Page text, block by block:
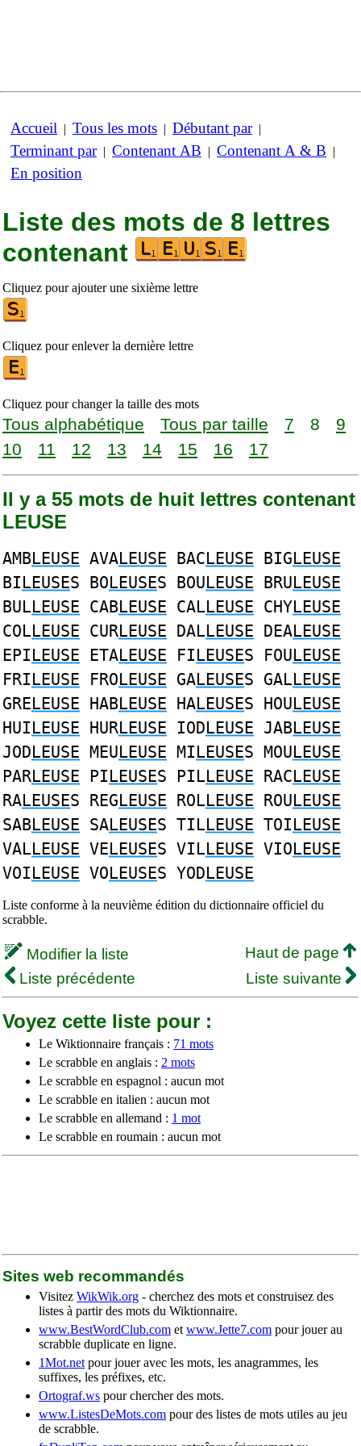
Accueil | Tous les mots | Débutant par|
Terminant par| Contenant AB | Contenant A & B |
En position
Liste des mots de 8 lettres
contenant
Cliquez pour ajouter une sixième lettre
Cliquez pour enlever la dernière lettre
Cliquez pour changer la taille des mots
Tous alphabétique Tous par taille 7 8
9
10
11 12 13 14 15 16 17
Il y a 55 mots de huit lettres contenant
LEUSE
AMBLEUSE AVALEUSE BACLEUSE BIGLEUSE
BILEUSES BOLEUSES BOULEUSE BRULEUSE
BULLEUSE CABLEUSE CALLEUSE CHYLEUSE
COLLEUSE CURLEUSE DALLEUSE DEALEUSE
EPILEUSE ETALEUSE FILEUSES FOULEUSE
FRILEUSE FROLEUSE GALEUSES GALLEUSE
GRELEUSE HABLEUSE HALEUSES HOULEUSE
HUILEUSE HURLEUSE IODLEUSE JABLEUSE
JODLEUSE MEULEUSE MILEUSES MOULEUSE
PARLEUSE PILEUSES PILLEUSE RACLEUSE
RALEUSES REGLEUSE ROLLEUSE ROULEUSE
SABLEUSE SALEUSES TILLEUSE TOILEUSE
VALLEUSE VELEUSES VILLEUSE VIOLEUSE
VOILEUSE VOLEUSES YODLEUSE
Liste conforme à la neuvième édition du dictionnaire officiel du
scrabble.
Modifier la liste
Haut de page
Liste précédente
Liste suivante
Voyez cette liste pour :
Le Wiktionnaire français : 71 mots
Le scrabble en anglais : 2 mots
Le scrabble en espagnol : aucun mot
Le scrabble en italien : aucun mot
Le scrabble en allemand : 1 mot
Le scrabble en roumain : aucun mot
Sites web recommandés
Visitez WikWik.org - cherchez des mots et construisez des
listes à partir des mots du Wiktionnaire.
www.BestWordClub.com et www.Jette7.com pour jouer au
scrabble duplicate en ligne.
1Mot.net pour jouer avec les mots, les anagrammes, les
suffixes, les préfixes, etc.
Ortograf.ws pour chercher des mots.
www.ListesDeMots.com pour des listes de mots utiles au jeu
de scrabble.